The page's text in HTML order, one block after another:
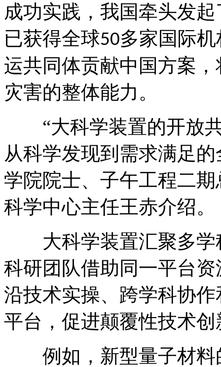
成功实践，我国牵头发
已获得全球50多家国际
运共同体贡献中国方案
灾害的整体能力。
“大科学装置的开放
从科学发现到需求满足
学院院士、子午工程二
科学中心主任王赤介绍。
大科学装置汇聚多
科研团队借助同一平台
沿技术实操、跨学科协
平台，促进颠覆性技术创
例如，新型量子材